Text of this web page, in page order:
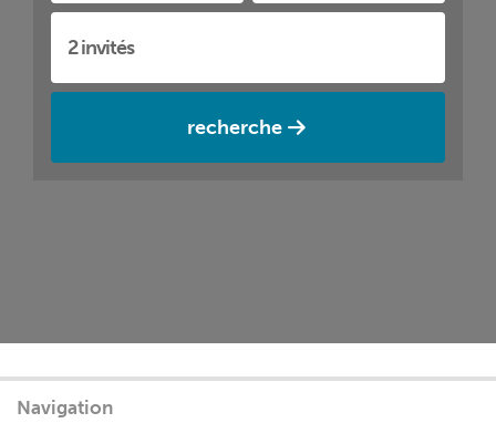
recherche
Navigation